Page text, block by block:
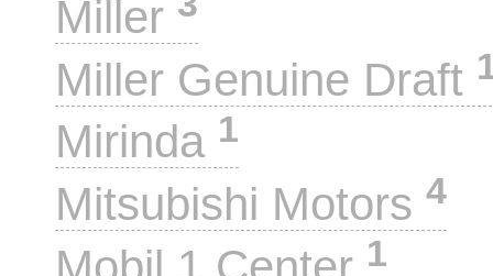
Miller
Miller Genuine Draft
Mirinda 1
Mitsubishi Motors 4
1